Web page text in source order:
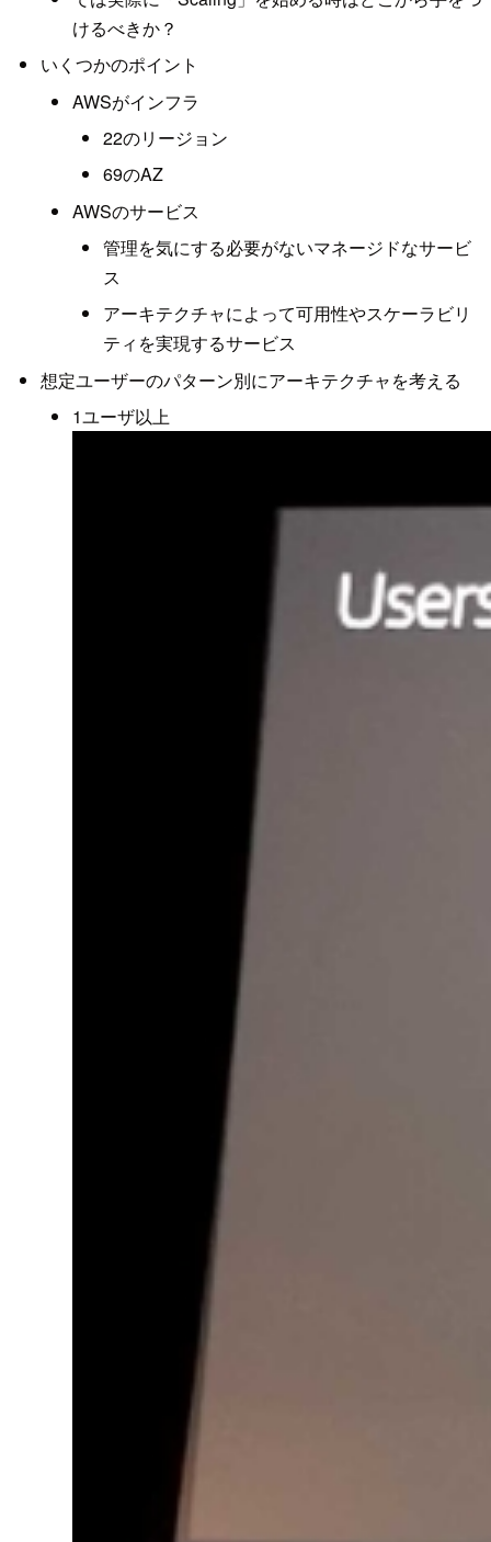
けるべきか？
いくつかのポイント
AWSがインフラ
22のリージョン
69のAZ
AWSのサービス
管理を気にする必要がないマネージドなサービ
ス
アーキテクチャによって可用性やスケーラビリ
ティを実現するサービス
想定ユーザーのパターン別にアーキテクチャを考える
1ユーザ以上